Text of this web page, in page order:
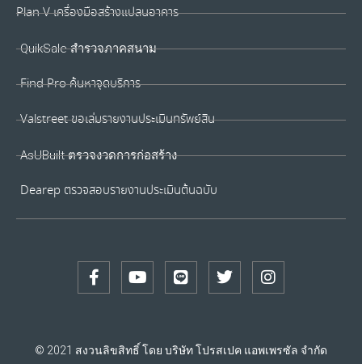
Plan V เครื่องมือสร้างแปลนอาคาร
QuikSale สำรวจภาคสนาม
Find Pro ค้นหาจุดบริการ
Valstreet ขอเล่มรายงานประเมินทรัพย์สิน
AsUBuilt ตรวจงวดการก่อสร้าง
Dearep ตรวจสอบรายงานประเมินต้นฉบับ
© 2021 สงวนลิขสิทธิ์ โดย บริษัท โปรสเปค แอพเพรซัล จำกัด